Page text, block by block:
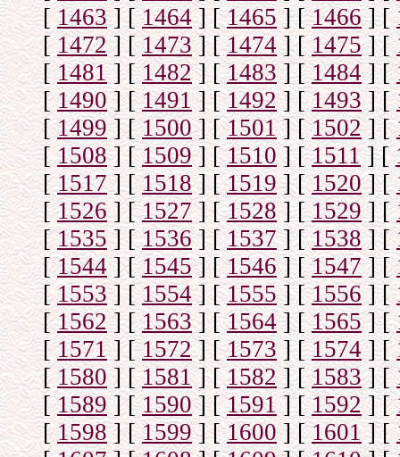
[1463] [1464] [1465] [1466] [
[1472] [1473] [1474] [1475] [
[1481] [1482] [1483] [1484] [
[1490] [1491] [1492] [1493] [
[1499] [1500] [1501] [1502] [
[1508] [1509] [1510] [1511] [
[1517] [1518] [1519] [1520] [
[1526] [1527] [1528 ] [1529] [
[1535] [1536] [1537] [1538] [
[1544] [1545] [1546] [1547] [
[1553] [1554] [1555] [1556] [
[1562] [1563] [1564] [1565] [
[1571] [1572] [1573 ] [1574] [
[1580] [1581] [1582] [1583] [
[1589] [1590] [1591] [1592] [
[1598] [1599] [1600] [1601] [